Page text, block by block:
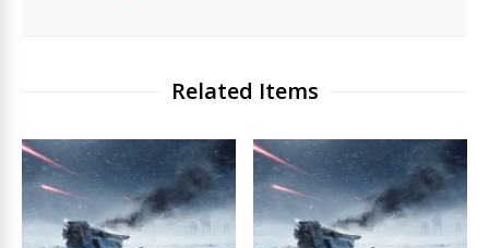
Related Items